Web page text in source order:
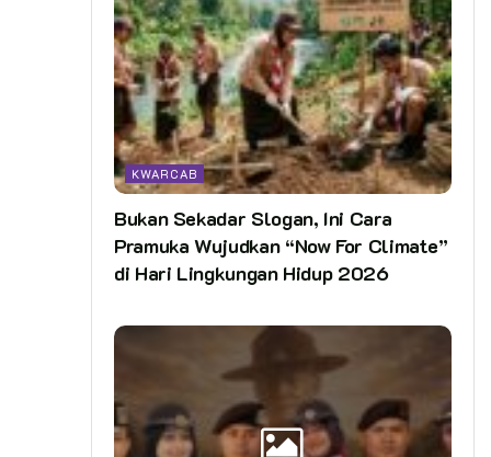
KWARCAB
Bukan Sekadar Slogan, Ini Cara
Pramuka Wujudkan “Now For Climate”
di Hari Lingkungan Hidup 2026